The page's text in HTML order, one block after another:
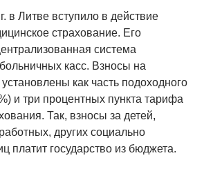
в Литве вступило в действие
страхование. Его
система
касс. Взносы на
как часть подоходного
и три процентных пункта тарифа
Так, взносы за детей,
других социально
платит государство из бюджета.